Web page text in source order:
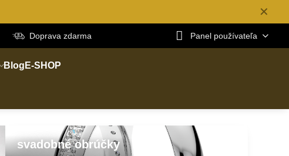
✕
Doprava zdarma Panel používateľa
Blog E-SHOP
svadobné obrúčky